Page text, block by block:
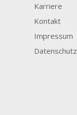
Karriere
Kontakt
Impressum
Datenschutz